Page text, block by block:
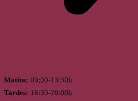
Matins: 09:00-13:30h
Tardes: 16:30-20:00h